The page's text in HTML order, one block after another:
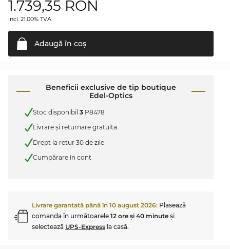
1.739,35 RON
incl. 21.00% TVA
Adaugă în coş
Beneficii exclusive de tip boutique
Edel-Optics
Stoc disponibil 3 P8478
Livrare şi returnare gratuita
Drept la retur 30 de zile
Cumpărare în cont
Livrare garantată până în 10 august 2026: Plasează
comanda în următoarele 12 ore şi 40 minute şi
selectează UPS-Express la casă.